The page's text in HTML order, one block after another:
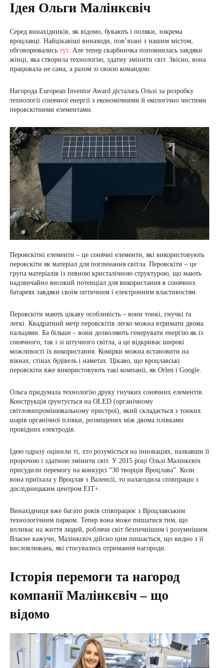
Ідея Ольги Малінкєвіч
Серед винахідників, як відомо, бувають і поляки, зокрема
вроцлавці. Найцікавіші винаходи, пов’язані з нашим містом,
обговорювались тут. Але тепер скарбничка поповнилась завдяки
жінці, яка створила технологію, здатну змінити світ. Звісно, вона
працювала не сама, а разом зі своєю командою.
Нагорода European Inventor Award дісталась Ользі за розробку
технології сонячної енергії з економічними й екологічно чистими
перовскітними елементами.
Перовскітні елементи – це сонячні елементи, які використовують
перовскіти як матеріал для поглинання світла. Перовскіти – це
група матеріалів із певною кристалічною структурою, що мають
надзвичайно високий потенціал для використання в сонячних
батареях завдяки своїм оптичним і електронним властивостям.
Перовскіти мають цікаву особливість – вони тонкі, гнучкі та
легкі. Квадратний метр перовскітів легко можна втримати двома
пальцями. Ба більше – вони дозволяють генерувати енергію як із
сонячного, так і зі штучного світла, а це відкриває широкі
можливості їх використання. Комірки можна встановити на
вікнах, стінах будівель і наметах. Цікаво, що вроцлавські
перовскіти вже використовують такі компанії, як Orlen і Google.
Ольга придумала технологію друку гнучких сонячних елементів.
Конструкція ґрунтується на OLED (органічному
світловипромінювальному пристрої), який складається з тонких
шарів органічної плівки, розміщених між двома плівками
провідних електродів.
Ідею одразу оцінили ті, хто розуміється на інноваціях, назвавши її
пророчою і здатною змінити світ. У 2015 році Ользі Малінкєвіч
присудили перемогу на конкурсі “30 творців Вроцлава”. Коли
вона приїхала у Вроцлав з Валенсії, то налагодила співпрацю з
дослідницьким центром EIT+.
Винахідниця вже багато років співпрацює з Вроцлавським
технологічним парком. Тепер вона може пишатися тим, що
впливає на життя людей, роблячи світ безпечнішим і розумнішим.
Власне кажучи, Малінкєвіч дійсно цим пишається, що видно з її
висловлювань, які стосувались отримання нагороди.
Історія перемоги та нагород
компанії Малінкєвіч – що
відомо